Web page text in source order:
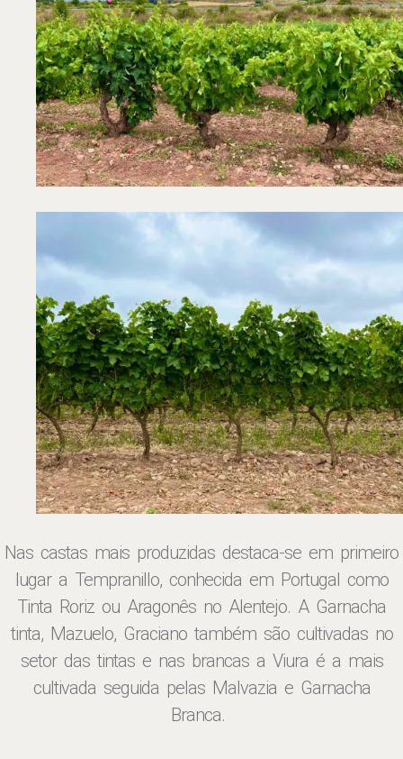
Nas castas mais produzidas destaca-se em primeiro
lugar a Tempranillo, conhecida em Portugal como
Tinta Roriz ou Aragonês no Alentejo. A Garnacha
tinta, Mazuelo, Graciano também são cultivadas no
setor das tintas e nas brancas a Viura é a mais
cultivada seguida pelas Malvazia e Garnacha
Branca.